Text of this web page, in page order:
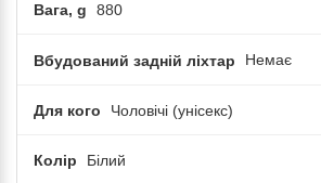
Вага, g 880
Вбудований задній ліхтар Немає
Для кого Чоловічі (унісекс)
Колір Білий